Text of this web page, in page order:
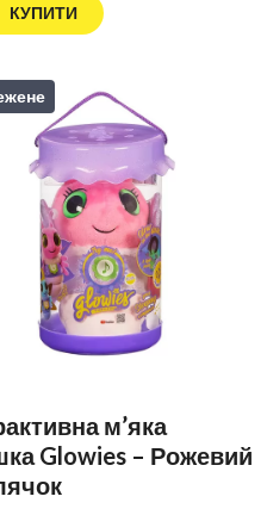
КУПИТИ
м’яка
Glowies – Рожевий